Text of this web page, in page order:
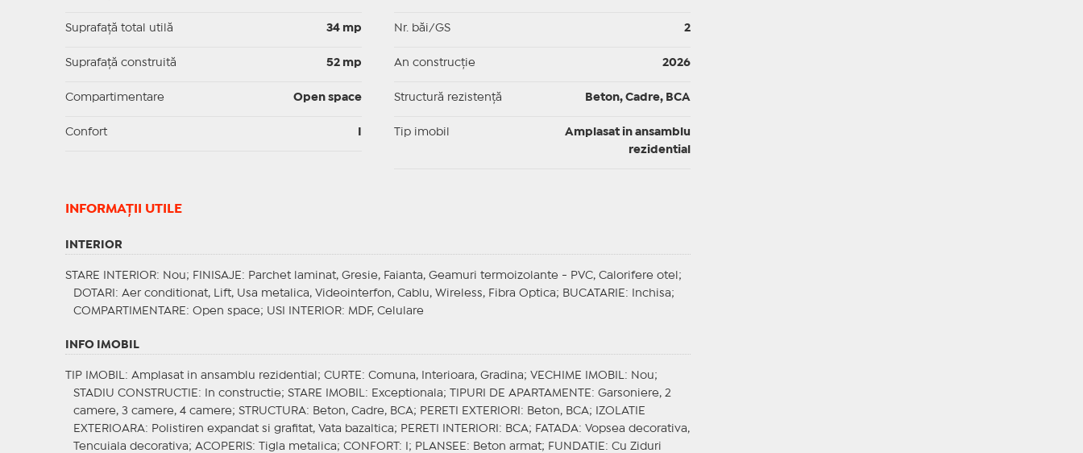
Suprafaţă total utilă 34 mp
Suprafaţă construită 52 mp
Compartimentare Open space
Confort
Nr. băi/GS 2
An construcție 2026
Structură rezistență Beton, Cadre, BCA
Tip imobil
Amplasat in ansamblu
rezidential
INFORMAŢII UTILE
INTERIOR
STARE INTERIOR: Nou; FINISAJE : Parchet laminat, Gresie, Faianta, Geamuri termoizolante - PVC, Calorifere otel;
DOTARI : Aer conditionat, Lift, Usa metalica, Videointerfon, Cablu, Wireless, Fibra Optica; BUCATARIE : Inchisa;
COMPARTIMENTARE : Open space; USI INTERIOR: MDF, Celulare
INFO IMOBIL
TIP IMOBIL : Amplasat in ansamblu rezidential; CURTE : Comuna, Interioara, Gradina; VECHIME IMOBIL
: Nou;
STADIU CONSTRUCTIE : In constructie; STARE IMOBIL : Exceptionala; TIPURI DE APARTAMENTE : Garsoniere, 2
camere, 3 camere, 4 camere; STRUCTURA: Beton, Cadre, BCA; PERETI EXTERIORI : Beton, BCA;
IZOLATIE
EXTERIOARA: Polistiren expandat si grafitat, Vata bazaltica; PERETI INTERIORI : BCA; FATADA: Vopsea decorativa,
Tencuiala decorativa; ACOPERIS: Tigla metalica; CONFORT : I; PLANSEE : Beton armat; FUNDATIE : Cu Ziduri